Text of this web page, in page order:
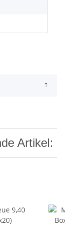
Artikel: